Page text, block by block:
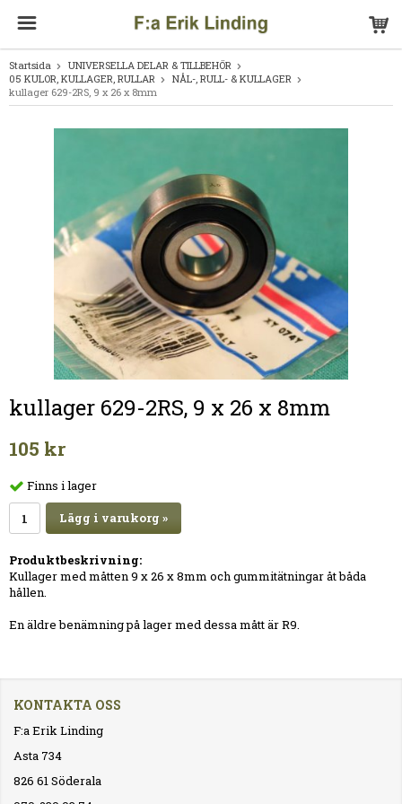
Startsida
UNIVERSELLA DELAR & TILLBEHÖR
05 KULOR, KULLAGER, RULLAR
NÅL-, RULL- & KULLAGER
kullager 629-2RS, 9 x 26 x 8mm
kullager 629-2RS, 9 x 26 x 8mm
105 kr
Finns i lager
Lägg i varukorg »
Produktbeskrivning:
Kullager med måtten 9 x 26 x 8mm och gummitätningar åt båda
hållen.
En äldre benämning på lager med dessa mått är R9.
KONTAKTA OSS
F:a Erik Linding
Asta 734
826 61 Söderala